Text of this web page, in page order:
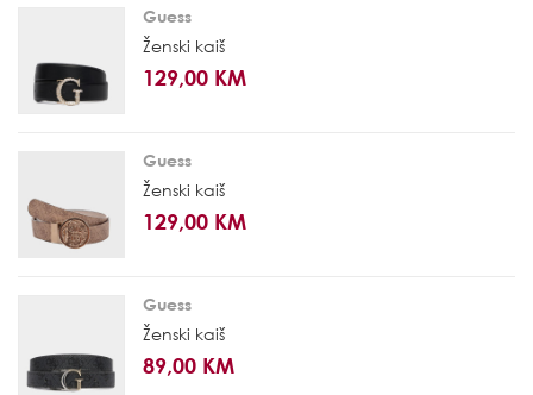
Guess
Ženski kaiš
129,00 KM
Guess
Ženski kaiš
129,00 KM
Guess
Ženski kaiš
89,00 KM